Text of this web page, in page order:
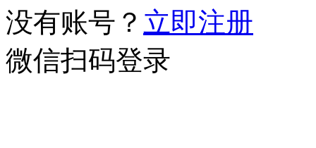
没有账号？ 立即注册
微信扫码登录